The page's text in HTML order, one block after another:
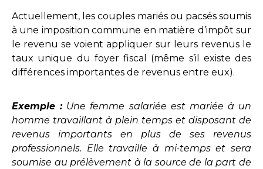
Actuellement, les couples mariés ou pacsés soumis
à une imposition commune en matière d’impôt sur
le revenu se voient appliquer sur leurs revenus le
taux unique du foyer fiscal (même s’il existe des
différences importantes de revenus entre eux).
Exemple :Une femme salariée est mariée à un
homme travaillant à plein temps et disposant de
revenus importants en plus de ses revenus
professionnels. Elle travaille à mi-temps et sera
soumise au prélèvement à la source de la part de